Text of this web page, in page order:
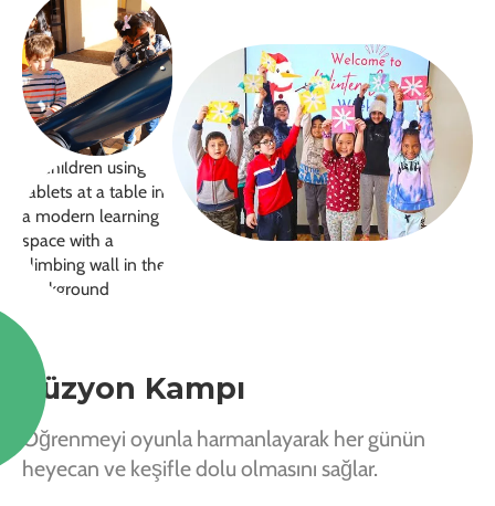
Füzyon Kampı
Öğrenmeyi oyunla harmanlayarak her günün
heyecan ve keşifle dolu olmasını sağlar.